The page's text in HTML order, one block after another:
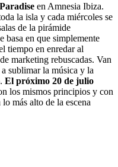
Paradise en Amnesia Ibiza.
la isla y cada miércoles se
de la pirámide
basa en que simplemente
tiempo en enredar al
marketing rebuscadas. Van
sublimar la música y la
El próximo 20 de julio
los mismos principios y con
más alto de la escena